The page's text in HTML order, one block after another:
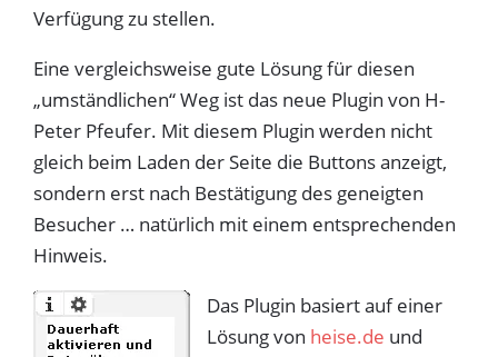
Verfügung zu stellen.
Eine vergleichsweise gute Lösung für diesen
„umständlichen“ Weg ist das neue Plugin von H-
Peter Pfeufer. Mit diesem Plugin werden nicht
gleich beim Laden der Seite die Buttons anzeigt,
sondern erst nach Bestätigung des geneigten
Besucher … natürlich mit einem entsprechenden
Hinweis.
Das Plugin basiert auf einer
Lösung von heise.de und